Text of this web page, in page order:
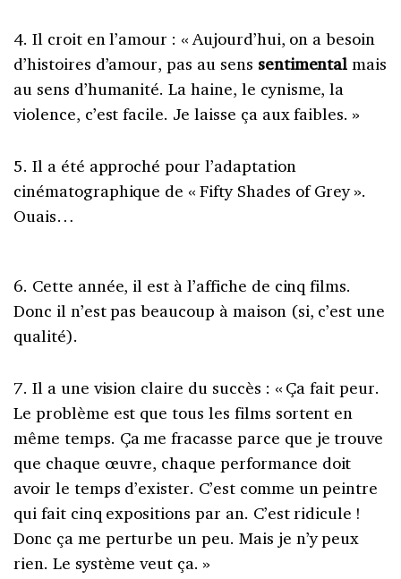
4. Il croit en l’amour : « Aujourd’hui, on a besoin
d’histoires d’amour, pas au sens sentimental mais
au sens d’humanité. La haine, le cynisme, la
violence, c’est facile. Je laisse ça aux faibles. »
5. Il a été approché pour l’adaptation
cinématographique de « Fifty Shades of Grey ».
Ouais…
6. Cette année, il est à l’affiche de cinq films.
Donc il n’est pas beaucoup à maison (si, c’est une
qualité).
7. Il a une vision claire du succès : « Ça fait peur.
Le problème est que tous les films sortent en
même temps. Ça me fracasse parce que je trouve
que chaque œuvre, chaque performance doit
avoir le temps d’exister. C’est comme un peintre
qui fait cinq expositions par an. C’est ridicule !
Donc ça me perturbe un peu. Mais je n’y peux
rien. Le système veut ça. »